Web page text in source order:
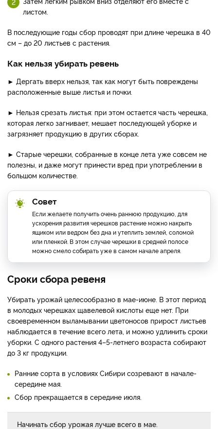
листом.
В последующие годы сбор проводят при длине черешка в 40
см – до 20 листьев с растения.
Как нельзя убирать ревень
► Дергать вверх нельзя, так как могут быть повреждены
расположенные выше листья и почки.
► Нельзя срезать листья: при этом остается часть черешка,
которая легко загнивает, мешает последующей уборке и
загрязняет продукцию в других сборах.
► Старые черешки, собранные в конце лета уже совсем не
полезны, и даже могут принести вред при употреблении в
большом количестве.
Совет
Если желаете получить очень раннюю продукцию, для
ускорения развития черешков растение можно накрыть
ящиком или ведром без дна и утеплить землей, соломой
или пленкой. В этом случае черешки в средней полосе
можно смело собирать уже в самом начале апреля.
Сроки сбора ревеня
Убирать урожай целесообразно в мае-июне. В этот период
в молодых черешках щавелевой кислоты еще нет. При
своевременном выламывании цветоносов прирост листьев
наблюдается в течение всего лета, и можно удлинить сроки
уборки. С одного растения 4–5-летнего возраста собирают
до 3 кг продукции.
Ранние сорта в условиях Сибири созревают в начале-
середине мая.
Сбор прекращается в середине июля.
Начинать сбор урожая лучше всего в мае.